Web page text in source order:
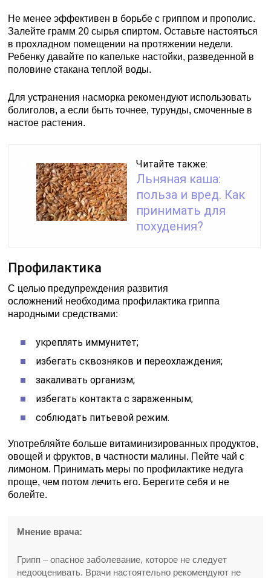
Не менее эффективен в борьбе с гриппом и прополис.
Залейте грамм 20 сырья спиртом. Оставьте настояться
в прохладном помещении на протяжении недели.
Ребенку давайте по капельке настойки, разведенной в
половине стакана теплой воды.
Для устранения насморка рекомендуют использовать
болиголов, а если быть точнее, турунды, смоченные в
настое растения.
Читайте также:
Льняная каша:
польза и вред. Как
принимать для
похудения?
Профилактика
С целью предупреждения развития
осложнений необходима профилактика гриппа
народными средствами:
укреплять иммунитет;
избегать сквозняков и переохлаждения;
закаливать организм;
избегать контакта с зараженным;
соблюдать питьевой режим.
Употребляйте больше витаминизированных продуктов,
овощей и фруктов, в частности малины. Пейте чай с
лимоном. Принимать меры по профилактике недуга
проще, чем потом лечить его. Берегите себя и не
болейте.
Мнение врача:
Грипп – опасное заболевание, которое не следует
недооценивать. Врачи настоятельно рекомендуют не